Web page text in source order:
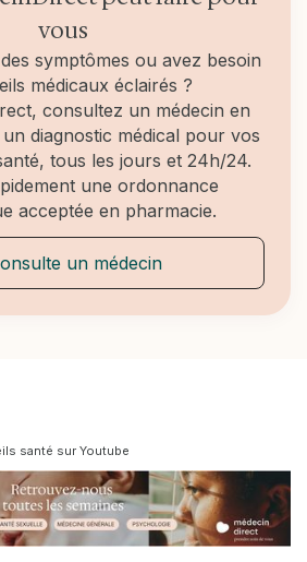
ce qu’il ressent, ce qu’il
; qui montre, mime, mais ne
vous
symptômes ou avez besoin
médicaux éclairés ?
consultez un médecin en
diagnostic médical pour vos
tous les jours et 24h/24.
une ordonnance
acceptée en pharmacie.
un médecin
santé sur Youtube